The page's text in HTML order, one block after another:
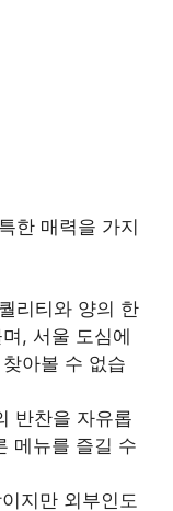
한 매력을 가지
리티와 양의 한
, 서울 도심에
아볼 수 없습
반찬을 자유롭
메뉴를 즐길 수
지만 외부인도